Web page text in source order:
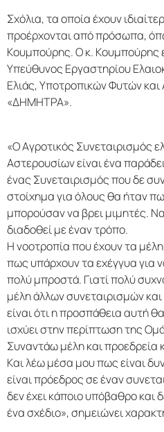
Σχόλια, τα οποία έχουν
προέρχονται από πρόσωπα,
Κουμπούρης. Ο κ. Κουμπούρης
Υπεύθυνος Εργαστηρίου
Ελιάς, Υποτροπικών Φυτών
«ΔΗΜΗΤΡΑ».
«Ο Αγροτικός Συνεταιρισμός
Αστερουσίων είναι ένα
ένας Συνεταιρισμός που δε
στοίχημα για όλους θα ήταν
μπορούσαν να βρει μιμητές.
διαδοθεί με έναν τρόπο.
Η νοοτροπία που έχουν τα μέλη
πως υπάρχουν τα εχέγγυα για
πολύ μπροστά. Γιατί πολύ
μέλη άλλων συνεταιρισμών
είναι ότι η προσπάθεια αυτή
ισχύει στην περίπτωση της
Συναντάω μέλη και προεδρεία
Και λέω μέσα μου πως είναι
είναι πρόεδρος σε έναν
δεν έχει κάποιο υπόβαθρο και
ένα σχέδιο», σημειώνει